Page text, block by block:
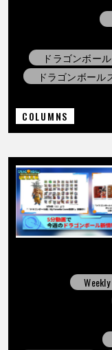
ドラゴンボー
ドラゴンボー
COLUMNS